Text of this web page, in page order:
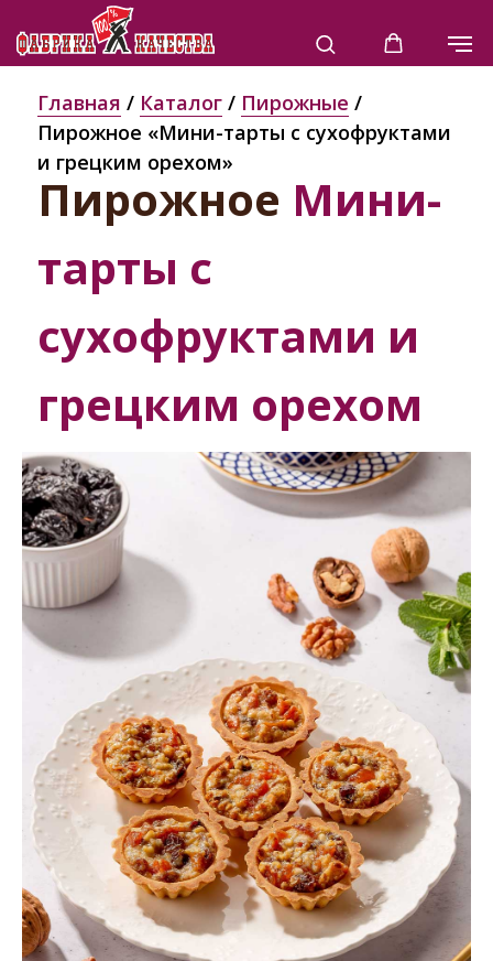
Пирожное Мини-
тарты с
сухофруктами и
грецким орехом
Главная / Каталог / Пирожные /
Пирожное «Мини-тарты с сухофруктами
и грецким орехом»